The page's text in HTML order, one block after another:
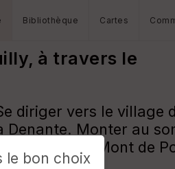
Bibliothèque Cartes
à travers le
diriger vers le village
Monter au
sur le Mont de
le bon choix